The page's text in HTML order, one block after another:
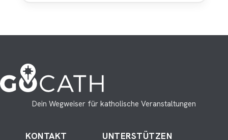
Dein Wegweiser für katholische Veranstaltungen
KONTAKT UNTERSTÜTZEN